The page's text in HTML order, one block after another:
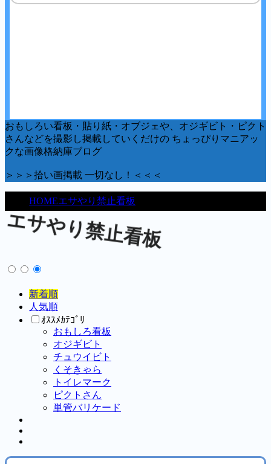
おもしろい看板・貼り紙・オブジェや、オジギビト・ピクト
さんなどを撮影し掲載していくだけの ちょっぴりマニアッ
クな画像格納庫ブログ
＞＞＞拾い画掲載 一切なし！＜＜＜
HOMEエサやり禁止看板
エサやり禁止看板
新着順
人気順
ｵｽｽﾒｶﾃｺﾞﾘ
おもしろ看板
オジギビト
チュウイビト
くそきゃら
トイレマーク
ピクトさん
単管バリケード